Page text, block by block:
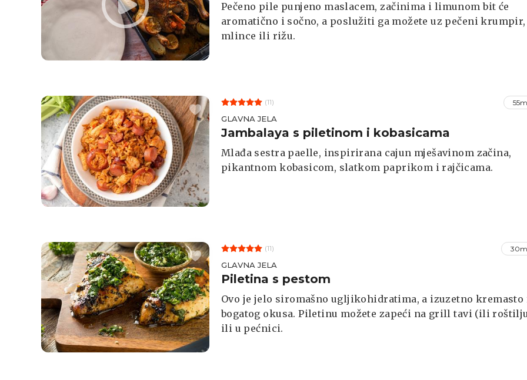
Pečeno pile punjeno maslacem, začinima i limunom bit će
aromatično i sočno, a poslužiti ga možete uz pečeni krumpir,
mlince ili rižu.
(11)
GLAVNA JELA
Jambalaya s piletinom i kobasicama
Mlađa sestra paelle, inspirirana cajun mješavinom začina,
pikantnom kobasicom, slatkom paprikom i rajčicama.
(11)
GLAVNA JELA
Piletina s pestom
Ovo je jelo siromašno ugljikohidratima, a izuzetno kremasto
bogatog okusa. Piletinu možete zapeći na grill tavi (ili
ili u pećnici.